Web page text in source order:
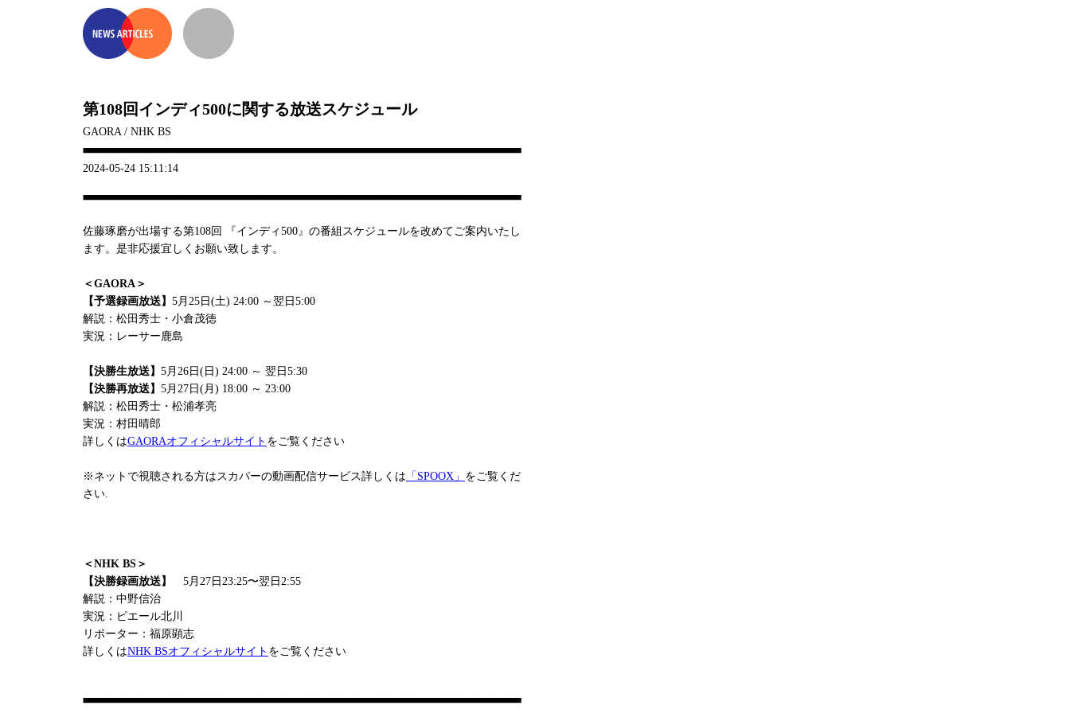
第108回インディ500に関する放送スケジュール
GAORA / NHK BS
2024-05-24 15:11:14
佐藤琢磨が出場する第108回 『インディ500』の番組スケジュールを改めてご案内いたし
ます。是非応援宜しくお願い致します。
＜GAORA＞
【予選録画放送】 5月25日(土) 24:00 ～翌日5:00
解説：松田秀士・小倉茂徳
実況：レーサー鹿島
【決勝生放送】 5月26日(日) 24:00 ～ 翌日5:30
【決勝再放送】 5月27日(月) 18:00 ～ 23:00
解説：松田秀士・松浦孝亮
実況：村田晴郎
詳しくはGAORAオフィシャルサイト をご覧ください
※ネットで視聴される方はスカパーの動画配信サービス詳しくは 「SPOOX」 をご覧くだ
さい.
＜NHK BS＞
【決勝録画放送】
5月27日23:25〜翌日2:55
解説：中野信治
実況：ピエール北川
リポーター：福原顕志
詳しくはNHK BSオフィシャルサイト をご覧ください